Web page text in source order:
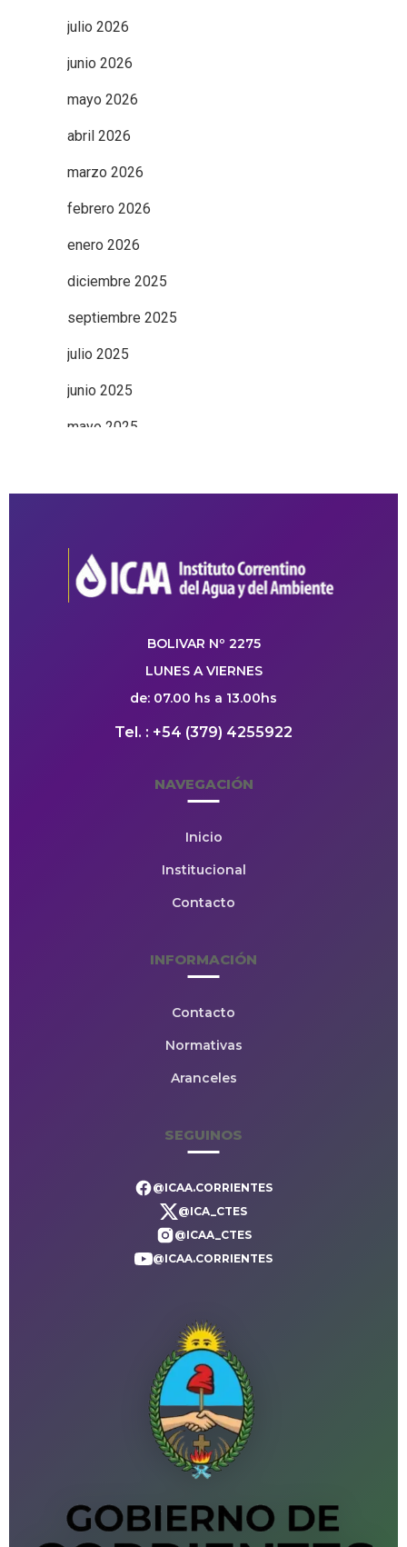
julio 2026
junio 2026
mayo 2026
abril 2026
marzo 2026
febrero 2026
enero 2026
diciembre 2025
septiembre 2025
julio 2025
junio 2025
mayo 2025
BOLIVAR Nº 2275
LUNES A VIERNES
de: 07.00 hs a 13.00hs
Tel. : +54 (379) 4255922
NAVEGACIÓN
Inicio
Institucional
Contacto
INFORMACIÓN
Contacto
Normativas
Aranceles
SEGUINOS
@ICAA.CORRIENTES
@ICA_CTES
@ICAA_CTES
@ICAA.CORRIENTES